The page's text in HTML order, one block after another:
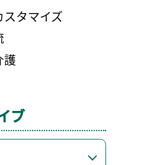
タマイズ
護
ブ